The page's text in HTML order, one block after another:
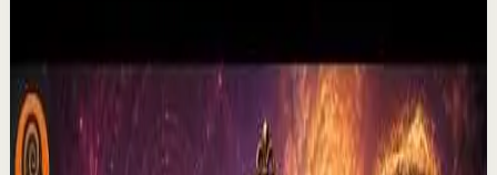
Por qué dejan de creer en mi | Por el Placer
de Vivir con César Lozano
CCésar Lozano
6 ago